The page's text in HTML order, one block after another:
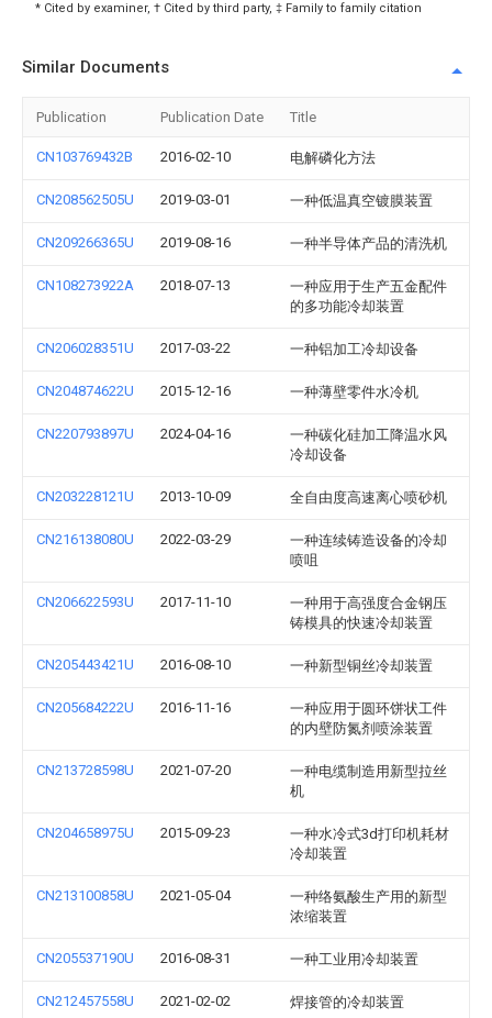
* Cited by examiner, † Cited by third party, ‡ Family to family citation
Similar Documents
Publication Publication Date Title
CN103769432B 2016-02-10 电解磷化方法
CN208562505U 2019-03-01 一种低温真空镀膜装置
CN209266365U 2019-08-16 一种半导体产品的清洗机
CN108273922A 2018-07-13
一种应用于生产五金配件
的多功能冷却装置
CN206028351U 2017-03-22 一种铝加工冷却设备
CN204874622U 2015-12-16 一种薄壁零件水冷机
CN220793897U 2024-04-16
一种碳化硅加工降温水风
冷却设备
CN203228121U 2013-10-09 全自由度高速离心喷砂机
CN216138080U 2022-03-29
一种连续铸造设备的冷却
喷咀
CN206622593U 2017-11-10
一种用于高强度合金钢压
铸模具的快速冷却装置
CN205443421U 2016-08-10 一种新型铜丝冷却装置
CN205684222U 2016-11-16
一种应用于圆环饼状工件
的内壁防氮剂喷涂装置
CN213728598U 2021-07-20
一种电缆制造用新型拉丝
机
CN204658975U 2015-09-23
一种水冷式3d打印机耗材
冷却装置
CN213100858U 2021-05-04
一种络氨酸生产用的新型
浓缩装置
CN205537190U 2016-08-31 一种工业用冷却装置
CN212457558U 2021-02-02 焊接管的冷却装置